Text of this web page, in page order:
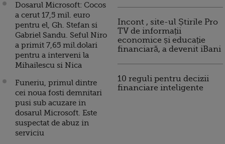
Dosarul Microsoft: Cocos
a cerut 17,5 mil. euro
pentru el, Gh. Stefan si
Gabriel Sandu. Seful Niro
a primit 7,65 mil.dolari
pentru a interveni la
Mihailescu si Nica
Funeriu, primul dintre
cei noua fosti demnitari
pusi sub acuzare in
dosarul Microsoft. Este
suspectat de abuz in
serviciu
Incont , site-ul Știrile Pro
TV de informații
economice și educație
financiară, a devenit iBani
10 reguli pentru decizii
financiare inteligente